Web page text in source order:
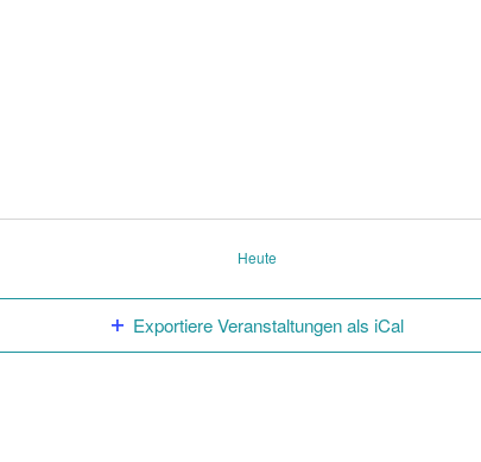
Heute
Exportiere Veranstaltungen als iCal